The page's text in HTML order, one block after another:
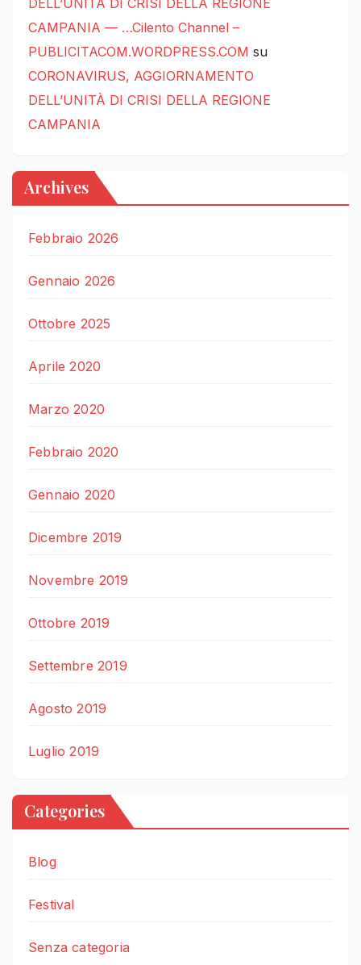
DELL’UNITÀ DI CRISI DELLA REGIONE
CAMPANIA — …Cilento Channel –
PUBLICITACOM.WORDPRESS.COM su
CORONAVIRUS, AGGIORNAMENTO
DELL’UNITÀ DI CRISI DELLA REGIONE
CAMPANIA
Archives
Febbraio 2026
Gennaio 2026
Ottobre 2025
Aprile 2020
Marzo 2020
Febbraio 2020
Gennaio 2020
Dicembre 2019
Novembre 2019
Ottobre 2019
Settembre 2019
Agosto 2019
Luglio 2019
Categories
Blog
Festival
Senza categoria